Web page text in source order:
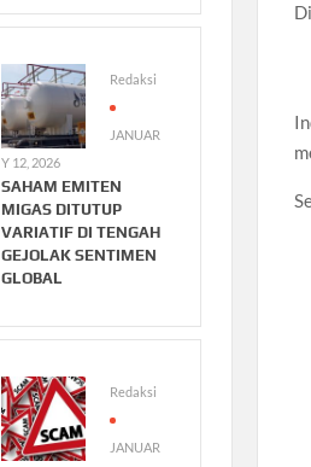
Redaksi
JANUAR
Y 12, 2026
SAHAM EMITEN
MIGAS DITUTUP
VARIATIF DI TENGAH
GEJOLAK SENTIMEN
GLOBAL
Redaksi
JANUAR